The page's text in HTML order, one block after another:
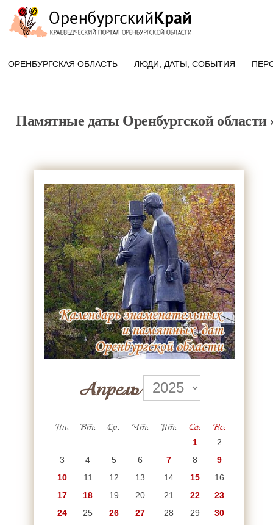
ОРЕНБУРГСКАЯ ОБЛАСТЬ ЛЮДИ, ДАТЫ, CОБЫТИЯ
ПАМЯТНЫЕ ДАТЫ
Памятные даты Оренбургской области
Апрель
Пн. Вт. Ср. Чт. Пт. Сб. Вс.
1
2
3
4 5 6 7 8
9
10
11 12 13 14 15
16
17
18 19 20 21 22
23
24
25 26 27 28 29 30